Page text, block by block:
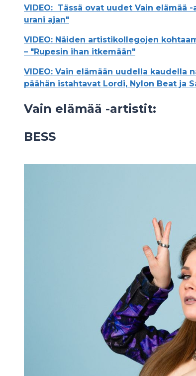
VIDEO: Tässä ovat uudet Vain
urani ajan"
VIDEO: Näiden artistikollegojen
– "Rupesin ihan itkemään"
VIDEO: Vain elämään uudella kaudella
päähän istahtavat Lordi, Nylon Beat ja
Vain elämää -artistit:
BESS